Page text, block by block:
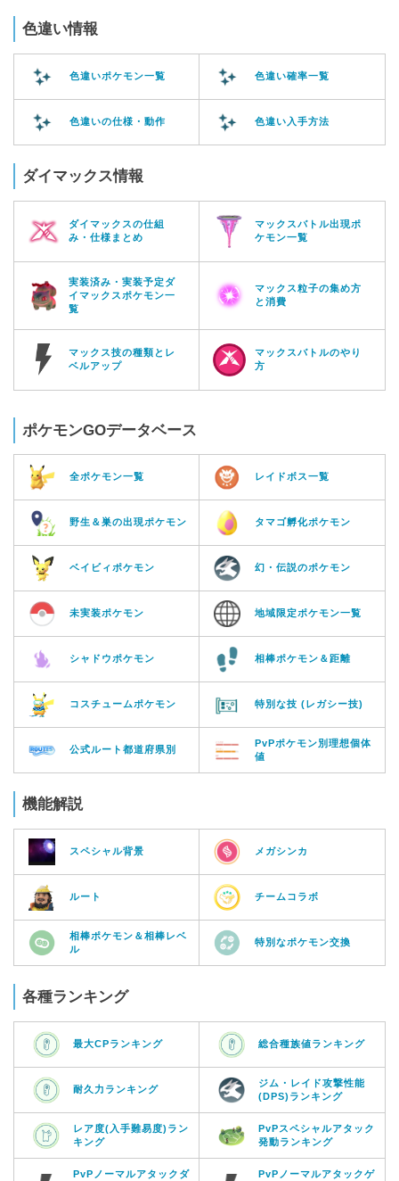
色違い情報
色違いポケモン一覧 色違い確率一覧
色違いの仕様・動作 色違い入手方法
ダイマックス情報
ダイマックスの仕組
み・仕様まとめ
マックスバトル出現ポ
ケモン一覧
実装済み・実装予定ダ
イマックスポケモン一
覧
マックス粒子の集め方
と消費
マックス技の種類とレ
ベルアップ
マックスバトルのやり
方
ポケモンGOデータベース
全ポケモン一覧 レイドボス一覧
野生＆巣の出現ポケモン タマゴ孵化ポケモン
ベイビィポケモン 幻・伝説のポケモン
未実装ポケモン 地域限定ポケモン一覧
シャドウポケモン 相棒ポケモン＆距離
コスチュームポケモン 特別な技 (レガシー技)
公式ルート都道府県別
PvPポケモン別理想個体
値
機能解説
スペシャル背景 メガシンカ
ルート チームコラボ
相棒ポケモン＆相棒レベ
ル
特別なポケモン交換
各種ランキング
最大CPランキング 総合種族値ランキング
耐久力ランキング
ジム・レイド攻撃性能
(DPS)ランキング
レア度(入手難易度)ラン
キング
PvPスペシャルアタック
発動ランキング
PvPノーマルアタックダ
PvPノーマルアタックゲ